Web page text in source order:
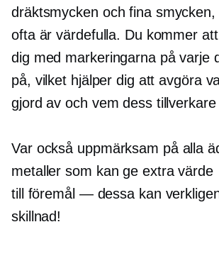
dräktsmycken och fina
ofta är värdefulla. Du kommer
dig med markeringarna på varje
på, vilket hjälper dig att avgöra
gjord av och vem dess
Var också uppmärksam på alla
metaller som kan ge extra värde
till föremål — dessa kan
skillnad!